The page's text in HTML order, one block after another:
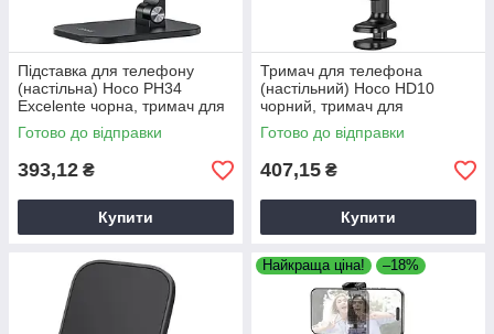
Підставка для телефону
(настільна) Hoco PH34
Excelente чорна, тримач для
телефону
Готово до відправки
393,12 ₴
Купити
Тримач для телефона
(настільний) Hoco HD10
чорний, тримач для
смартфонів
Готово до відправки
407,15 ₴
Купити
Найкраща ціна! –18%